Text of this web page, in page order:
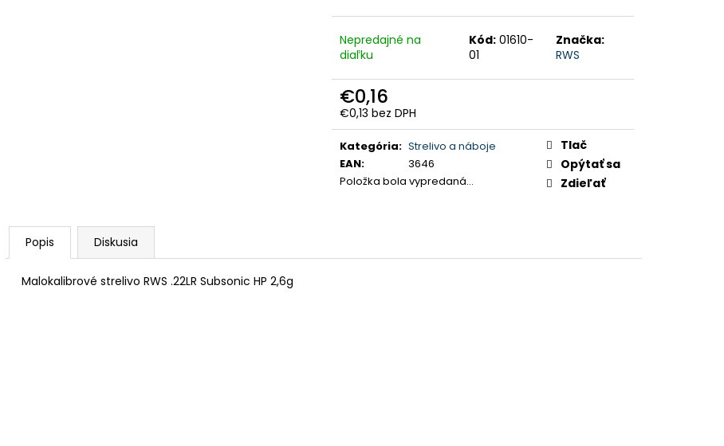
Nepredajné na
diaľku
Kód: 01610-
01
Značka:
RWS
€0,16
€0,13 bez DPH
Jednotková
cena:
Kategória: Strelivo a náboje
EAN:
3646
Položka bola vypredaná…
Tlač
Opýtať sa
Zdieľať
Popis Diskusia
Malokalibrové strelivo RWS .22LR Subsonic HP 2,6g